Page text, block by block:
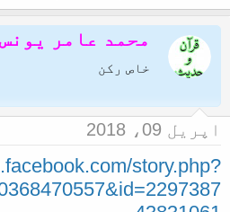
محمد عامر یونس
خاص رکن
اپریل 09، 2018
story.php?